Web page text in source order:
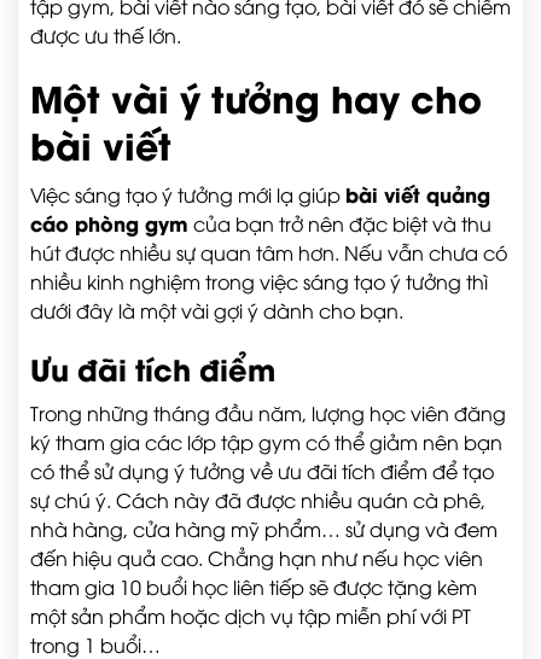
tập gym, bài viết nào sáng tạo, bài viết đó sẽ chiếm
được ưu thế lớn.
Một vài ý tưởng hay cho
bài viết
Việc sáng tạo ý tưởng mới lạ giúp bài viết quảng
cáo phòng gym của bạn trở nên đặc biệt và thu
hút được nhiều sự quan tâm hơn. Nếu vẫn chưa có
nhiều kinh nghiệm trong việc sáng tạo ý tưởng thì
dưới đây là một vài gợi ý dành cho bạn.
Ưu đãi tích điểm
Trong những tháng đầu năm, lượng học viên đăng
ký tham gia các lớp tập gym có thể giảm nên bạn
có thể sử dụng ý tưởng về ưu đãi tích điểm để tạo
sự chú ý. Cách này đã được nhiều quán cà phê,
nhà hàng, cửa hàng mỹ phẩm… sử dụng và đem
đến hiệu quả cao. Chẳng hạn như nếu học viên
tham gia 10 buổi học liên tiếp sẽ được tặng kèm
một sản phẩm hoặc dịch vụ tập miễn phí với PT
trong 1 buổi…